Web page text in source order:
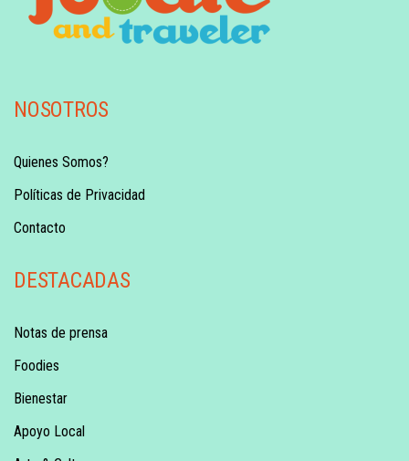
NOSOTROS
Quienes Somos?
Políticas de Privacidad
Contacto
DESTACADAS
Notas de prensa
Foodies
Bienestar
Apoyo Local